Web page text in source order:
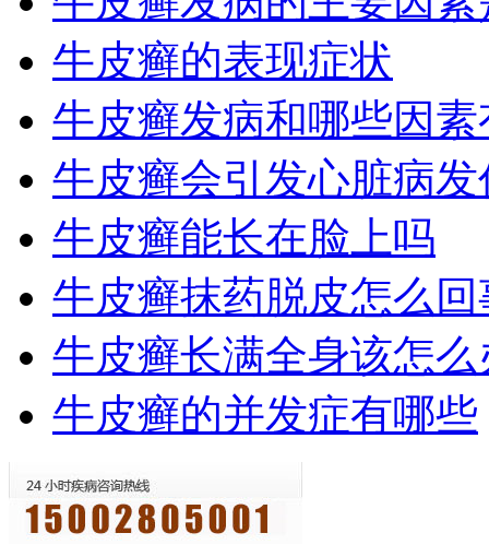
牛皮癣的表现症状
牛皮癣发病和哪些因素
牛皮癣会引发心脏病发
牛皮癣能长在脸上吗
牛皮癣抹药脱皮怎么回
牛皮癣长满全身该怎么
牛皮癣的并发症有哪些